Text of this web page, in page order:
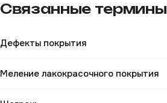
Связанные термины
Дефекты покрытия
Меление лакокрасочного покрытия